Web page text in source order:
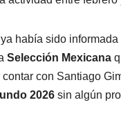
había sido informada
Selección Mexicana
con Santiago
2026 sin algún